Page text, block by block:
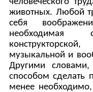
человеческого
животных. Любой
себя
необходимая
музыкальной и
Другими
способом сделать
менее